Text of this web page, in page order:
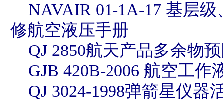
NAVAIR 01-1A-17 基层级
修航空液压手册
QJ 2850航天产品多余物
GJB 420B-2006 航空工作
QJ 3024-1998弹箭星仪器